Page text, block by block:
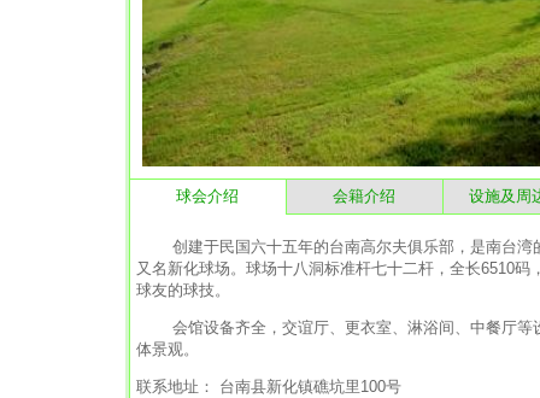
球会介绍 会籍介绍 设施及周
创建于民国六十五年的台南高尔夫俱乐部，是南台湾
又名新化球场。球场十八洞标准杆七十二杆，全长6510
球友的球技。
会馆设备齐全，交谊厅、更衣室、淋浴间、中餐厅等
体景观。
联系地址： 台南县新化镇礁坑里100号